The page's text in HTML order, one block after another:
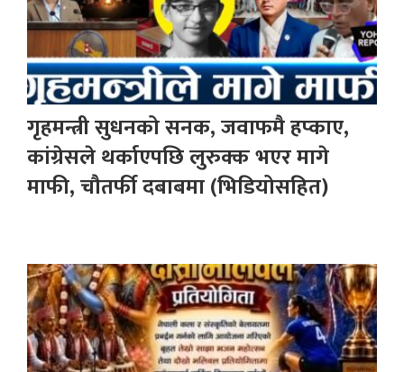
गृहमन्त्री सुधनको सनक, जवाफमै हप्काए,
कांग्रेसले थर्काएपछि लुरुक्क भएर मागे
माफी, चौतर्फी दबाबमा (भिडियोसहित)